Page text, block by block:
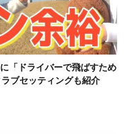
「ドライバーで飛ばすため
ブセッティングも紹介